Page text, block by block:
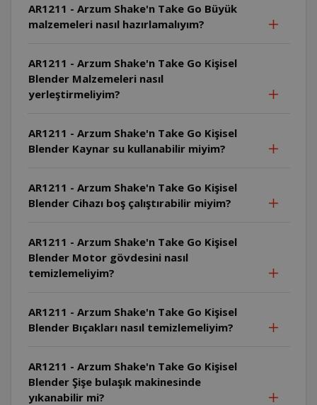
AR1211 - Arzum Shake'n Take Go Büyük
malzemeleri nasıl hazırlamalıyım?
AR1211 - Arzum Shake'n Take Go Kişisel
Blender Malzemeleri nasıl
yerleştirmeliyim?
AR1211 - Arzum Shake'n Take Go Kişisel
Blender Kaynar su kullanabilir miyim?
AR1211 - Arzum Shake'n Take Go Kişisel
Blender Cihazı boş çalıştırabilir miyim?
AR1211 - Arzum Shake'n Take Go Kişisel
Blender Motor gövdesini nasıl
temizlemeliyim?
AR1211 - Arzum Shake'n Take Go Kişisel
Blender Bıçakları nasıl temizlemeliyim?
AR1211 - Arzum Shake'n Take Go Kişisel
Blender Şişe bulaşık makinesinde
yıkanabilir mi?